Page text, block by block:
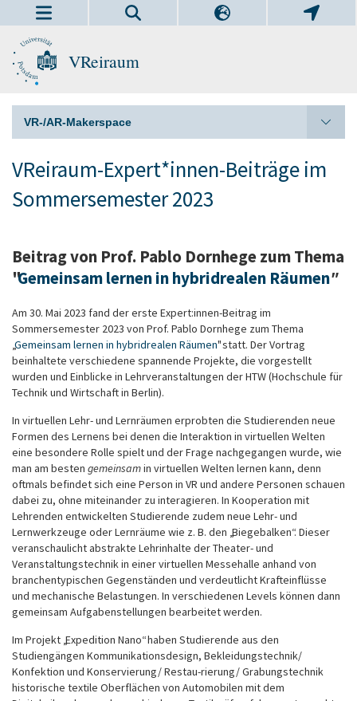
VReiraum
VR-/AR-Makerspace
VReiraum-Expert*innen-Beiträge im
Sommersemester 2023
Beitrag von Prof. Pablo Dornhege zum Thema
"Gemeinsam lernen in hybridrealen Räumen"
Am 30. Mai 2023 fand der erste Expert:innen-Beitrag im
Sommersemester 2023 von Prof. Pablo Dornhege zum Thema
„Gemeinsam lernen in hybridrealen Räumen" statt. Der Vortrag
beinhaltete verschiedene spannende Projekte, die vorgestellt
wurden und Einblicke in Lehrveranstaltungen der HTW (Hochschule für
Technik und Wirtschaft in Berlin).
In virtuellen Lehr- und Lernräumen erprobten die Studierenden neue
Formen des Lernens bei denen die Interaktion in virtuellen Welten
eine besondere Rolle spielt und der Frage nachgegangen wurde, wie
man am besten gemeinsamin virtuellen Welten lernen kann, denn
oftmals befindet sich eine Person in VR und andere Personen schauen
dabei zu, ohne miteinander zu interagieren. In Kooperation mit
Lehrenden entwickelten Studierende zudem neue Lehr- und
Lernwerkzeuge oder Lernräume wie z. B. den „Biegebalken“. Dieser
veranschaulicht abstrakte Lehrinhalte der Theater- und
Veranstaltungstechnik in einer virtuellen Messehalle anhand von
branchentypischen Gegenständen und verdeutlicht Krafteinflüsse
und mechanische Belastungen. In verschiedenen Levels können dann
gemeinsam Aufgabenstellungen bearbeitet werden.
Im Projekt „Expedition Nano“ haben Studierende aus den
Studiengängen Kommunikationsdesign, Bekleidungstechnik/
Konfektion und Konservierung/ Restau-rierung/ Grabungstechnik
historische textile Oberflächen von Automobilen mit dem